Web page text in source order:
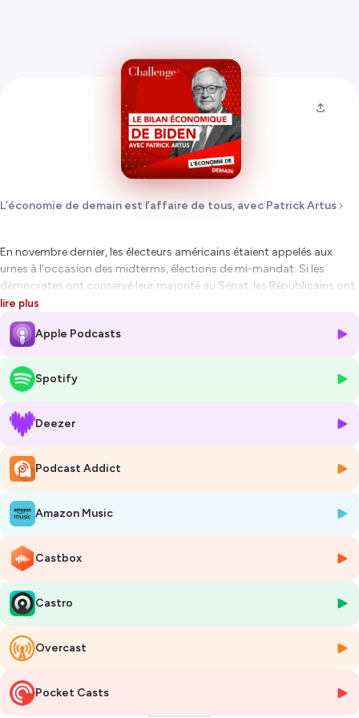
L’économie de demain est l’affaire de tous, avec Patrick Artus
En novembre dernier, les électeurs américains étaient appelés aux
urnes à l’occasion des midterms, élections de mi-mandat. Si les
démocrates ont conservé leur majorité au Sénat, les Républicains ont
conquis la Chambre des représentants.
La faute aux Bidenomics ? Quel premier bilan tirer de cette « économie
à pas lents » menée par Joe Biden, dont l’objectif principal reste de
Ukraine ? La réponse avec Patrick Artus.
pour plus d'informations.
lire plus
Apple Podcasts
Spotify
Deezer
Podcast Addict
Amazon Music
Castbox
Castro
Overcast
Pocket Casts